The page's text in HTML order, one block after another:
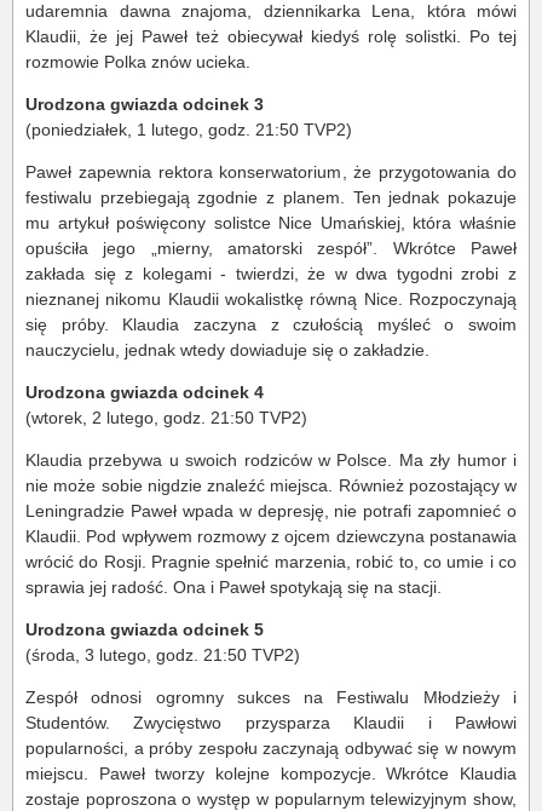
udaremnia dawna znajoma, dziennikarka Lena, która mówi
Klaudii, że jej Paweł też obiecywał kiedyś rolę solistki. Po tej
rozmowie Polka znów ucieka.
Urodzona gwiazda odcinek 3
(poniedziałek, 1 lutego, godz. 21:50 TVP2)
Paweł zapewnia rektora konserwatorium, że przygotowania do
festiwalu przebiegają zgodnie z planem. Ten jednak pokazuje
mu artykuł poświęcony solistce Nice Umańskiej, która właśnie
opuściła jego „mierny, amatorski zespół”. Wkrótce Paweł
zakłada się z kolegami - twierdzi, że w dwa tygodni zrobi z
nieznanej nikomu Klaudii wokalistkę równą Nice. Rozpoczynają
się próby. Klaudia zaczyna z czułością myśleć o swoim
nauczycielu, jednak wtedy dowiaduje się o zakładzie.
Urodzona gwiazda odcinek 4
(wtorek, 2 lutego, godz. 21:50 TVP2)
Klaudia przebywa u swoich rodziców w Polsce. Ma zły humor i
nie może sobie nigdzie znaleźć miejsca. Również pozostający w
Leningradzie Paweł wpada w depresję, nie potrafi zapomnieć o
Klaudii. Pod wpływem rozmowy z ojcem dziewczyna postanawia
wrócić do Rosji. Pragnie spełnić marzenia, robić to, co umie i co
sprawia jej radość. Ona i Paweł spotykają się na stacji.
Urodzona gwiazda odcinek 5
(środa, 3 lutego, godz. 21:50 TVP2)
Zespół odnosi ogromny sukces na Festiwalu Młodzieży i
Studentów. Zwycięstwo przysparza Klaudii i Pawłowi
popularności, a próby zespołu zaczynają odbywać się w nowym
miejscu. Paweł tworzy kolejne kompozycje. Wkrótce Klaudia
zostaje poproszona o występ w popularnym telewizyjnym show,